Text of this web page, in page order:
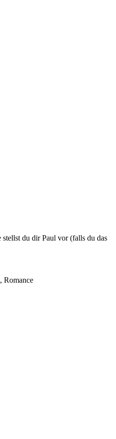
du dir Paul vor (falls du das
Romance